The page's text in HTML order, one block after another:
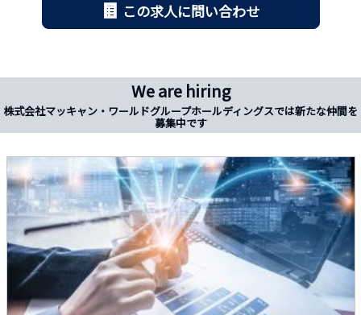
この求人に問い合わせ
We are hiring
株式会社マッキャン・ワールドグループホールディングスでは新たな仲間を
募集中です